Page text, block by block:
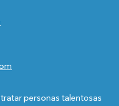
personas talentosas